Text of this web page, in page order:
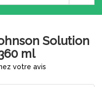
Solution
ml
votre avis